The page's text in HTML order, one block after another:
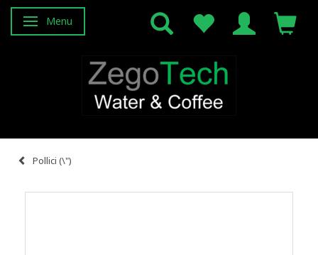
Attiva/disattiva navigazione
Menu
Pollici (\")